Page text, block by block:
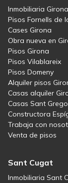
Inmobiliaria Girona
Pisos Fornells de
Cases Girona
Obra nueva en
Pisos Girona
Pisos Vilablareix
Pisos Domeny
Alquiler pisos
Casas alquiler
Casas Sant
Constructora
Trabaja con
Venta de pisos
Sant Cugat
Inmobiliaria Sant